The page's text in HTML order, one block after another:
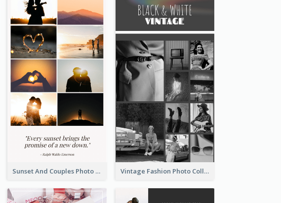
Sunset And Couples Photo Collage Vintage Fashion Photo Collage